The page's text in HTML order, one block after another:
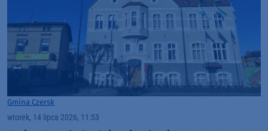
Gmina Czersk
wtorek, 14 lipca 2026, 11:53